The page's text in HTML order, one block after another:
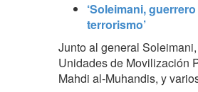
‘Soleimani,
terrorismo’
Junto al general
Unidades de Movilización
Mahdi al-Muhandis, y